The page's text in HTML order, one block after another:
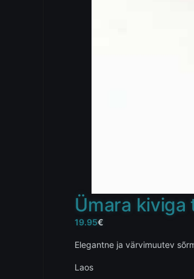
Ümara kiviga
19.95€
Elegantne ja värvimuutev
Laos